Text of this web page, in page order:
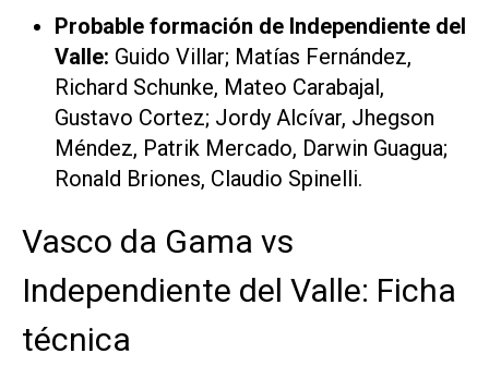
Probable formación de Independiente del
Valle: Guido Villar; Matías Fernández,
Richard Schunke, Mateo Carabajal,
Gustavo Cortez; Jordy Alcívar, Jhegson
Méndez, Patrik Mercado, Darwin Guagua;
Ronald Briones, Claudio Spinelli.
Vasco da Gama vs
Independiente del Valle: Ficha
técnica